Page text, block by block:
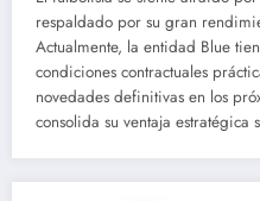
respaldado por su gran
Actualmente, la entidad Blue
condiciones contractuales
novedades definitivas en los
consolida su ventaja estratégica